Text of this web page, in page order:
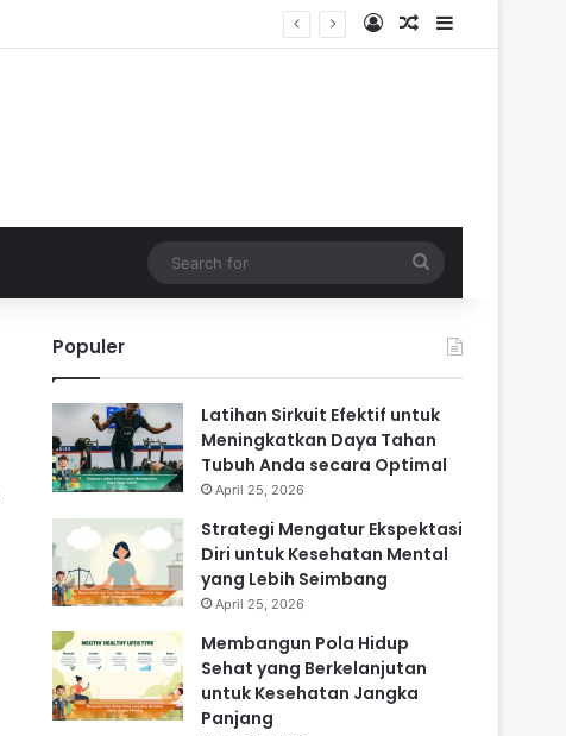
Log InRandom Article
Sidebar
for
Populer
Latihan Sirkuit Efektif untuk
Meningkatkan Daya Tahan
Tubuh Anda secara Optimal
April 25, 2026
Strategi Mengatur Ekspektasi
Diri untuk Kesehatan Mental
yang Lebih Seimbang
April 25, 2026
Membangun Pola Hidup
Sehat yang Berkelanjutan
untuk Kesehatan Jangka
Panjang